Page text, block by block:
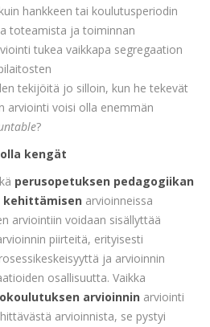
hankkeen tai koulutusperiodin
toteamista ja toiminnan
tukea vaikkapa segregaation
tekijöitä jo silloin, kun he tekevät
arviointi voisi olla enemmän
?
kengät
perusopetuksen pedagogiikan
kehittämisen arvioinneissa
arviointiin voidaan sisällyttää
piirteitä, erityisesti
ja arvioinnin
osallisuutta. Vaikka
arvioinnin arviointi
arvioinnista, se pystyi